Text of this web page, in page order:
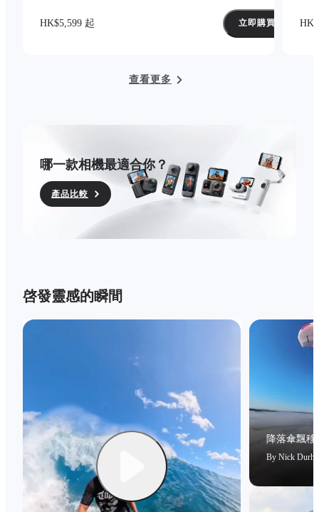
HK$5,599 起 立即購買
查看更多
哪一款相機最適合你？
產品比較
啓發靈感的瞬間
降落傘飄移
By Nick